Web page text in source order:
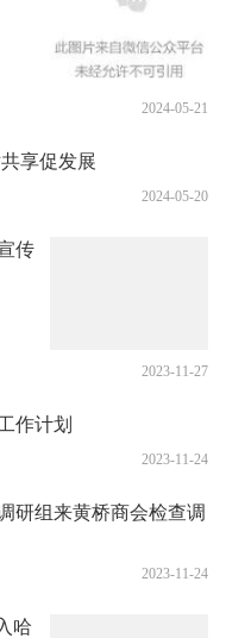
2024-05-21
享促发展
2024-05-20
传
2023-11-27
作计划
2023-11-24
研组来黄桥商会检查调
2023-11-24
哈